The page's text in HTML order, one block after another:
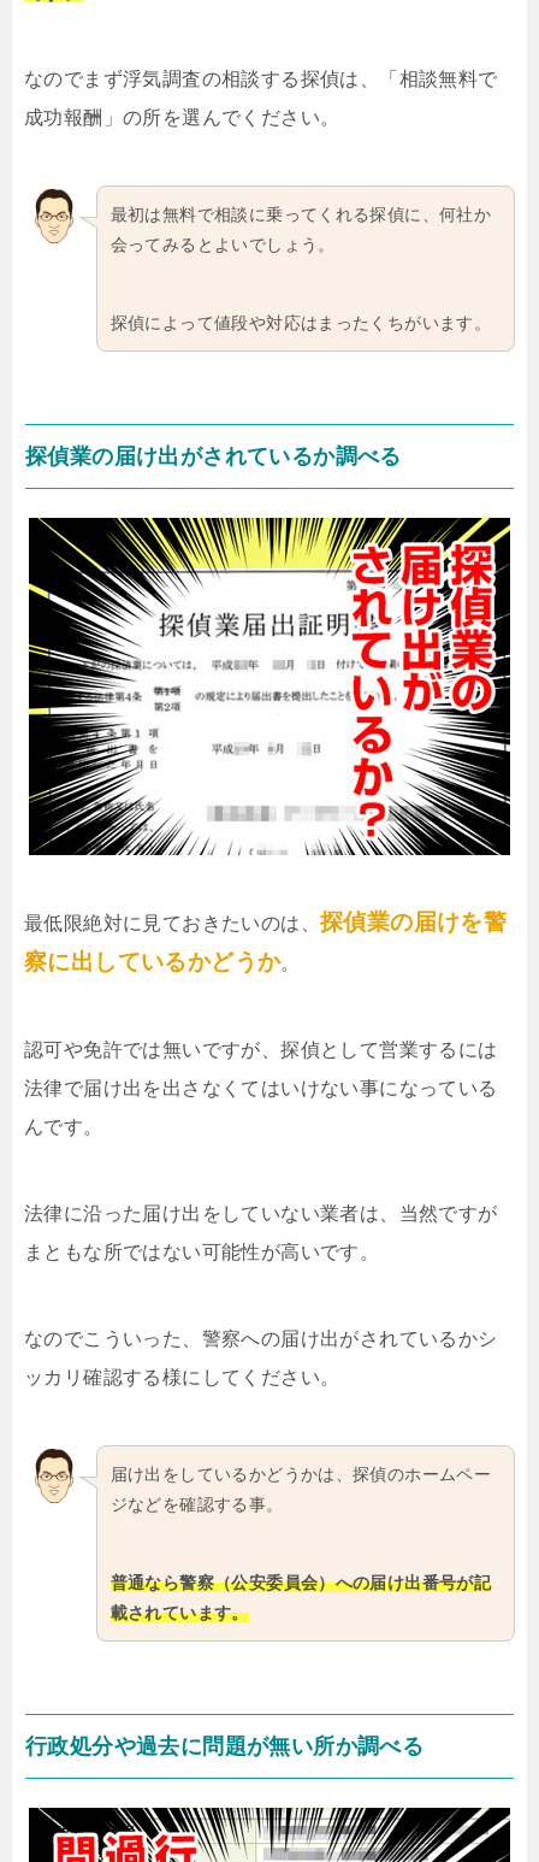
なのでまず浮気調査の相談する探偵は、「相談無料で
成功報酬」の所を選んでください。
最初は無料で相談に乗ってくれる探偵に、何社か
会ってみるとよいでしょう。
探偵によって値段や対応はまったくちがいます。
探偵業の届け出がされているか調べる
最低限絶対に見ておきたいのは、 探偵業の届けを警
察に出しているかどうか。
認可や免許では無いですが、探偵として営業するには
法律で届け出を出さなくてはいけない事になっている
んです。
法律に沿った届け出をしていない業者は、当然ですが
まともな所ではない可能性が高いです。
なのでこういった、警察への届け出がされているかシ
ッカリ確認する様にしてください。
届け出をしているかどうかは、探偵のホームペー
ジなどを確認する事。
普通なら警察（公安委員会）への届け出番号が記
載されています。
行政処分や過去に問題が無い所か調べる